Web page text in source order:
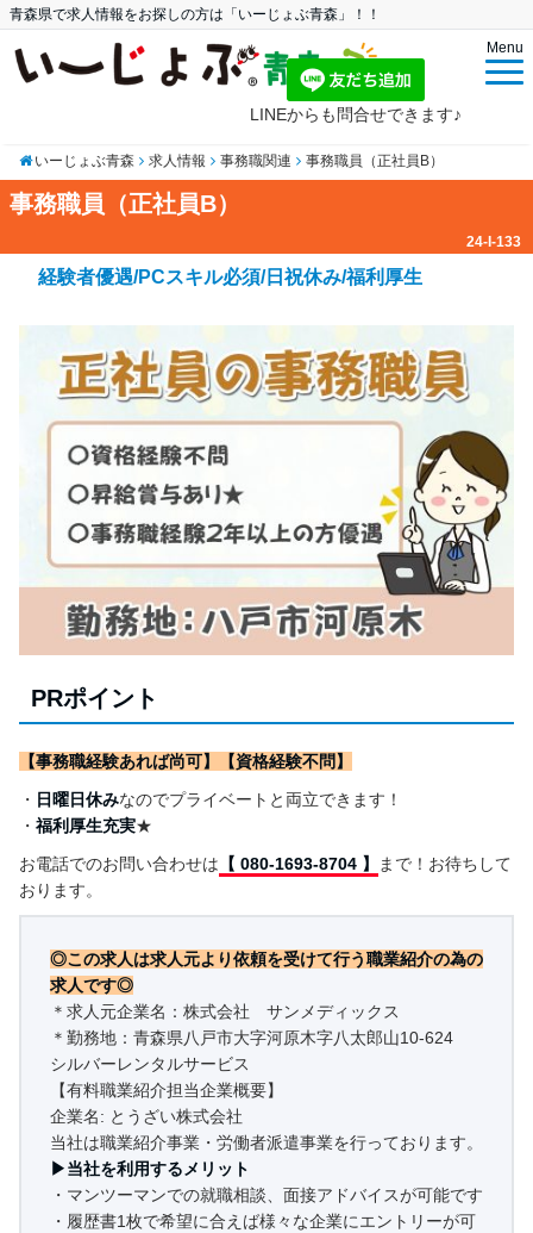
青森県で求人情報をお探しの方は「いーじょぶ青森」！！
Menu
LINEからも問合せできます♪
いーじょぶ青森 求人情報 事務職関連 事務職員（正社員B）
事務職員（正社員B）
24-I-133
経験者優遇/PCスキル必須/日祝休み/福利厚生
PRポイント
【事務職経験あれば尚可】【資格経験不問】
・ 日曜日休みなのでプライベートと両立できます！
・ 福利厚生充実★
お電話でのお問い合わせは 【 080-1693-8704 】
まで！お待ちして
おります。
◎この求人は求人元より依頼を受けて行う職業紹介の為の
求人です◎
＊求人元企業名：株式会社 サンメディックス
＊勤務地：青森県八戸市大字河原木字八太郎山10-624
シルバーレンタルサービス
【有料職業紹介担当企業概要】
企業名: とうざい株式会社
当社は職業紹介事業・労働者派遣事業を行っております。
▶当社を利用するメリット
・マンツーマンでの就職相談、面接アドバイスが可能です
・履歴書1枚で希望に合えば様々な企業にエントリーが可